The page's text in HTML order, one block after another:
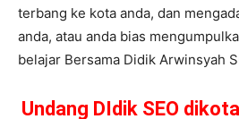
terbang ke kota anda, dan
anda, atau anda bias
belajar Bersama Didik Arwinsyah
Undang DIdik SEO